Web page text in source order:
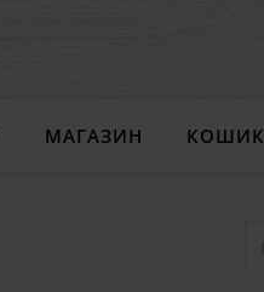
МАГАЗИН КОШИК